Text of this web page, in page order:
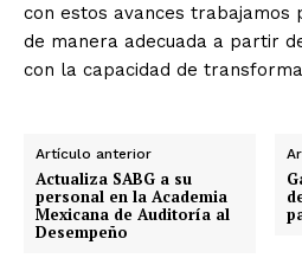
con estos avances trabajamos
de manera adecuada a partir
con la capacidad de
Artículo anterior
Actualiza SABG a su
personal en la Academia
Mexicana de Auditoría al
Desempeño